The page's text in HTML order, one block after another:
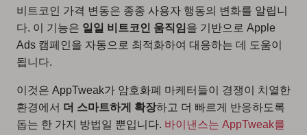
비트코인 가격 변동은 종종 사용자 행동의 변화를 알립니
다. 이 기능은 일일 비트코인 움직임 을 기반으로 Apple
Ads 캠페인을 자동으로 최적화하여 대응하는 데 도움이
됩니다.
이것은 AppTweak가 암호화폐 마케터들이 경쟁이 치열한
환경에서 더 스마트하게 확장하고 더 빠르게 반응하도록
돕는 한 가지 방법일 뿐입니다. 바이낸스는 AppTweak를